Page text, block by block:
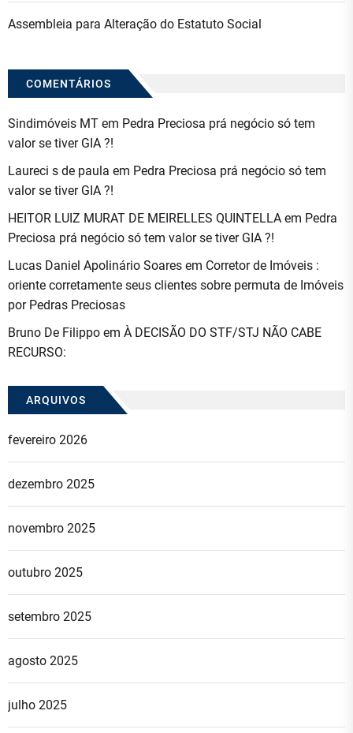
Assembleia para Alteração do Estatuto Social
COMENTÁRIOS
Sindimóveis MT em Pedra Preciosa prá negócio só tem
valor se tiver GIA ?!
Laureci s de paula em Pedra Preciosa prá negócio só tem
valor se tiver GIA ?!
HEITOR LUIZ MURAT DE MEIRELLES QUINTELLA em Pedra
Preciosa prá negócio só tem valor se tiver GIA ?!
Lucas Daniel Apolinário Soares em Corretor de Imóveis :
oriente corretamente seus clientes sobre permuta de Imóveis
por Pedras Preciosas
Bruno De Filippo em À DECISÃO DO STF/STJ NÃO CABE
RECURSO:
ARQUIVOS
fevereiro 2026
dezembro 2025
novembro 2025
outubro 2025
setembro 2025
agosto 2025
julho 2025